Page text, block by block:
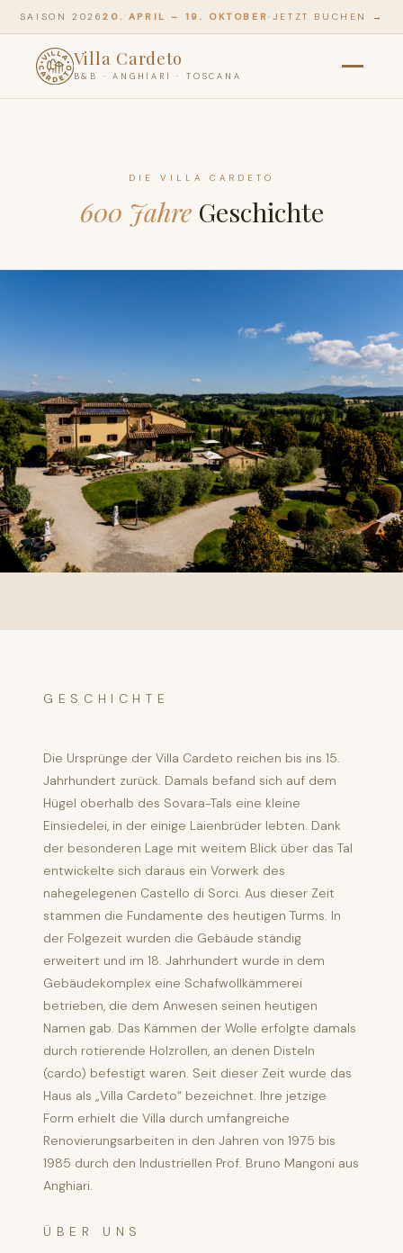
SAISON 202620. APRIL – 19. OKTOBER· JETZT BUCHEN →
Villa Cardeto
B&B · ANGHIARI · TOSCANA
DIE VILLA CARDETO
600 JahreGeschichte
GESCHICHTE
Die Ursprünge der Villa Cardeto reichen bis ins 15.
Jahrhundert zurück. Damals befand sich auf dem
Hügel oberhalb des Sovara-Tals eine kleine
Einsiedelei, in der einige Laienbrüder lebten. Dank
der besonderen Lage mit weitem Blick über das Tal
entwickelte sich daraus ein Vorwerk des
nahegelegenen Castello di Sorci. Aus dieser Zeit
stammen die Fundamente des heutigen Turms. In
der Folgezeit wurden die Gebäude ständig
erweitert und im 18. Jahrhundert wurde in dem
Gebäudekomplex eine Schafwollkämmerei
betrieben, die dem Anwesen seinen heutigen
Namen gab. Das Kämmen der Wolle erfolgte damals
durch rotierende Holzrollen, an denen Disteln
(cardo) befestigt waren. Seit dieser Zeit wurde das
Haus als „Villa Cardeto“ bezeichnet. Ihre jetzige
Form erhielt die Villa durch umfangreiche
Renovierungsarbeiten in den Jahren von 1975 bis
1985 durch den Industriellen Prof. Bruno Mangoni aus
Anghiari.
ÜBER UNS